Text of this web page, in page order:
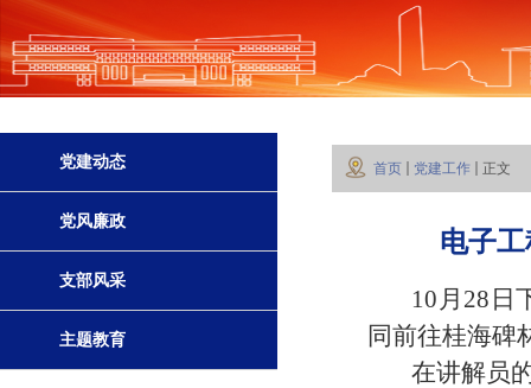
党建动态
党风廉政
支部风采
主题教育
首页 党建工作 正文
电子
10月28日
同前往桂海碑
在讲解员